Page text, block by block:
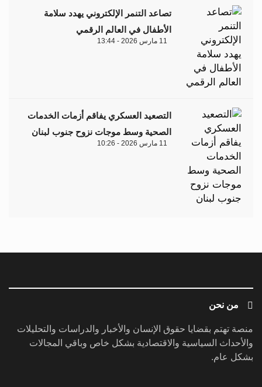
تصاعد التنمر الإلكتروني يهدد سلامة
الأطفال في العالم الرقمي
11 مارس 2026 - 13:44
التصعيد العسكري يفاقم أزمات الخدمات
الصحية وسط موجات نزوح جنوب لبنان
11 مارس 2026 - 10:26
من نحن
منصة تهتم بقضايا حقوق الإنسان والأخبار والدراسات والتحليلات
والأحداث السياسية والاقتصادية بشكل خاص وباقي المجالات
بشكل عام.